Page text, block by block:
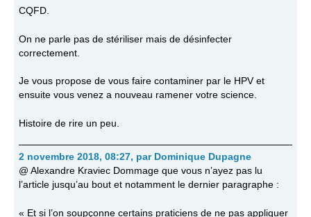
CQFD.
On ne parle pas de stériliser mais de désinfecter
correctement.
Je vous propose de vous faire contaminer par le HPV et
ensuite vous venez a nouveau ramener votre science.
Histoire de rire un peu.
2 novembre 2018, 08:27, par Dominique Dupagne
@ Alexandre Kraviec Dommage que vous n’ayez pas lu
l’article jusqu’au bout et notamment le dernier paragraphe :
« Et si l’on soupçonne certains praticiens de ne pas appliquer